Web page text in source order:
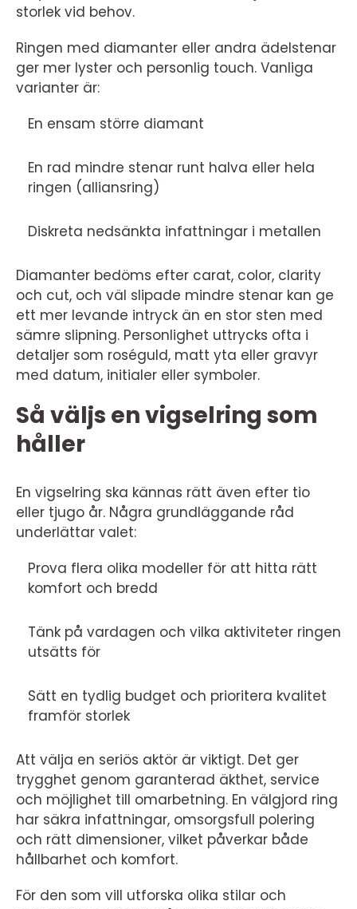
storlek vid behov.
Ringen med diamanter eller andra ädelstenar
ger mer lyster och personlig touch. Vanliga
varianter är:
En ensam större diamant
En rad mindre stenar runt halva eller hela
ringen (alliansring)
Diskreta nedsänkta infattningar i metallen
Diamanter bedöms efter carat, color, clarity
och cut, och väl slipade mindre stenar kan ge
ett mer levande intryck än en stor sten med
sämre slipning. Personlighet uttrycks ofta i
detaljer som roséguld, matt yta eller gravyr
med datum, initialer eller symboler.
Så väljs en vigselring som
håller
En vigselring ska kännas rätt även efter tio
eller tjugo år. Några grundläggande råd
underlättar valet:
Prova flera olika modeller för att hitta rätt
komfort och bredd
Tänk på vardagen och vilka aktiviteter ringen
utsätts för
Sätt en tydlig budget och prioritera kvalitet
framför storlek
Att välja en seriös aktör är viktigt. Det ger
trygghet genom garanterad äkthet, service
och möjlighet till omarbetning. En välgjord ring
har säkra infattningar, omsorgsfull polering
och rätt dimensioner, vilket påverkar både
hållbarhet och komfort.
För den som vill utforska olika stilar och